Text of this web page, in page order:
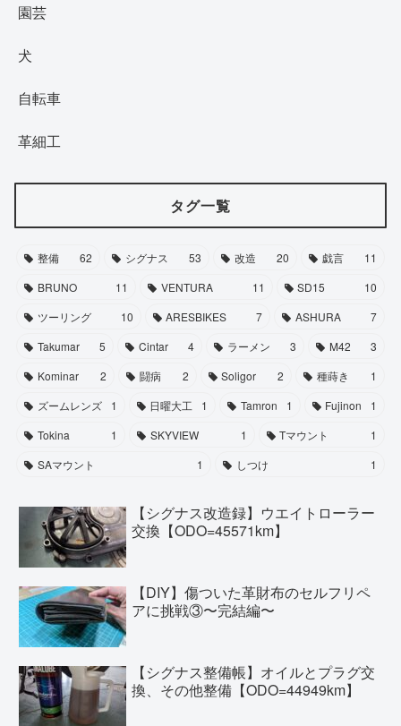
園芸
犬
自転車
革細工
タグ一覧
整備 62 シグナス 53 改造 20 戯言
11
BRUNO
11 VENTURA 11 SD15
10
ツーリング
10 ARESBIKES 7 ASHURA
7
Takumar
5 Cintar 4 ラーメン 3 M42
3
Kominar
2 闘病 2 Soligor 2 種蒔き
1
ズームレンズ
1 日曜大工 1 Tamron 1 Fujinon
1
Tokina
1 SKYVIEW 1 Tマウント
1
SAマウント
1 しつけ 1
【シグナス改造録】ウエイトローラー
交換【ODO=45571km】
【DIY】傷ついた革財布のセルフリペ
アに挑戦③〜完結編〜
【シグナス整備帳】オイルとプラグ交
換、その他整備【ODO=44949km】